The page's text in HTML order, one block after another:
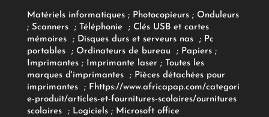
Matériels informatiques; Photocopieurs; Onduleurs
; Scanners ; Téléphonie ; Clés USB et cartes
mémoires
; Disques durs et serveurs nas ; Pc
portables
; Ordinateurs de bureau ; Papiers;
Imprimantes;Imprimante laser; Toutes les
marques d'imprimantes
; Pièces détachées pour
imprimantes
; F https://www.africapap.com/categori
e-produit/articles-et-fournitures-scolaires/ournitures
scolaires; Logiciels ; Microsoft office